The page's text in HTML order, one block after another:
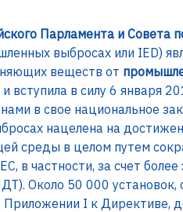
Парламента и Совета
выбросах или IED)
веществ от
вступила в силу 6 января
в свое национальное
нацелена на
среды в целом путем
в частности, за счет
Около 50 000
Приложении I к Директиве,